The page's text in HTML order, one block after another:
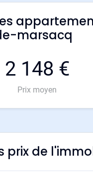
marsacq
2 148 €
Prix moyen
prix de